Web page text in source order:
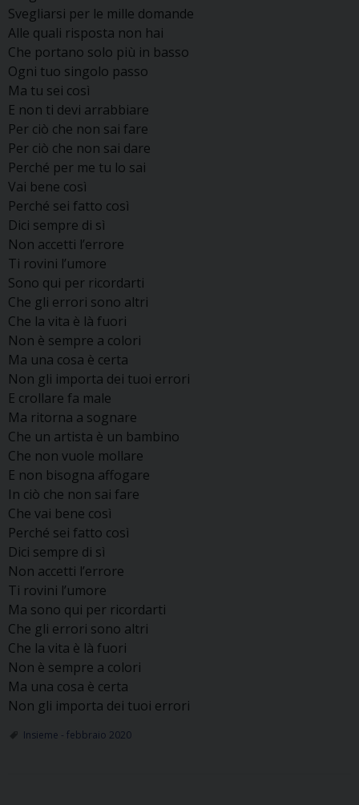
Svegliarsi per le mille domande
Alle quali risposta non hai
Che portano solo più in basso
Ogni tuo singolo passo
Ma tu sei così
E non ti devi arrabbiare
Per ciò che non sai fare
Per ciò che non sai dare
Perché per me tu lo sai
Vai bene così
Perché sei fatto così
Dici sempre di sì
Non accetti l’errore
Ti rovini l’umore
Sono qui per ricordarti
Che gli errori sono altri
Che la vita è là fuori
Non è sempre a colori
Ma una cosa è certa
Non gli importa dei tuoi errori
E crollare fa male
Ma ritorna a sognare
Che un artista è un bambino
Che non vuole mollare
E non bisogna affogare
In ciò che non sai fare
Che vai bene così
Perché sei fatto così
Dici sempre di sì
Non accetti l’errore
Ti rovini l’umore
Ma sono qui per ricordarti
Che gli errori sono altri
Che la vita è là fuori
Non è sempre a colori
Ma una cosa è certa
Non gli importa dei tuoi errori
Insieme - febbraio 2020